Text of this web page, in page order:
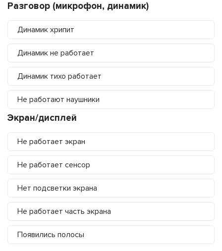
Разговор (микрофон, динамик)
Динамик хрипит
Динамик не работает
Динамик тихо работает
Не работают наушники
Экран/дисплей
Не работает экран
Не работает сенсор
Нет подсветки экрана
Не работает часть экрана
Появились полосы